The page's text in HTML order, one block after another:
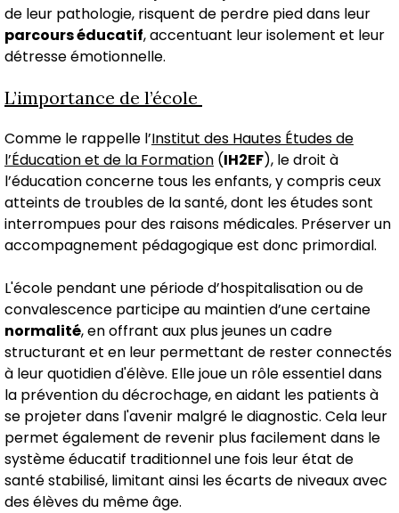
de leur pathologie, risquent de perdre pied dans leur
parcours éducatif, accentuant leur isolement et leur
détresse émotionnelle.
L’importance de l’école
Comme le rappelle l’Institut des Hautes Études de
l’Éducation et de la Formation (IH2EF), le droit à
l’éducation concerne tous les enfants, y compris ceux
atteints de troubles de la santé, dont les études sont
interrompues pour des raisons médicales. Préserver un
accompagnement pédagogique est donc primordial.
L'école pendant une période d’hospitalisation ou de
convalescence participe au maintien d’une certaine
normalité, en offrant aux plus jeunes un cadre
structurant et en leur permettant de rester connectés
à leur quotidien d'élève. Elle joue un rôle essentiel dans
la prévention du décrochage, en aidant les patients à
se projeter dans l'avenir malgré le diagnostic. Cela leur
permet également de revenir plus facilement dans le
système éducatif traditionnel une fois leur état de
santé stabilisé, limitant ainsi les écarts de niveaux avec
des élèves du même âge.